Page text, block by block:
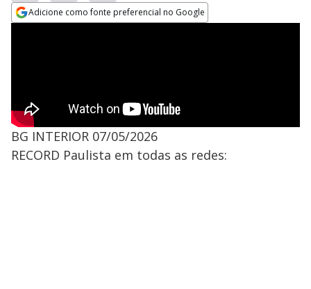
Adicione como fonte preferencial no Google
BG INTERIOR 07/05/2026
RECORD Paulista em todas as redes: